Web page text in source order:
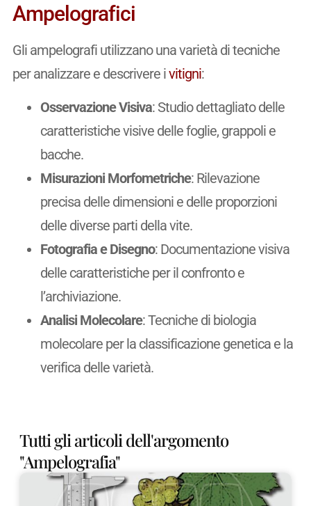
Ampelografici
Gli ampelografi utilizzano una varietà di tecniche
per analizzare e descrivere ivitigni:
Osservazione Visiva: Studio dettagliato delle
caratteristiche visive delle foglie, grappoli e
bacche.
Misurazioni Morfometriche: Rilevazione
precisa delle dimensioni e delle proporzioni
delle diverse parti della vite.
Fotografia e Disegno: Documentazione visiva
delle caratteristiche per il confronto e
l’archiviazione.
Analisi Molecolare: Tecniche di biologia
molecolare per la classificazione genetica e la
verifica delle varietà.
Tutti gli articoli dell'argomento
"Ampelografia"